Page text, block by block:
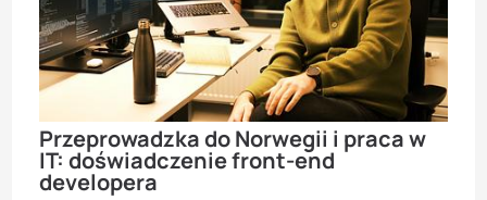
Przeprowadzka do Norwegii i praca w
IT: doświadczenie front-end
developera